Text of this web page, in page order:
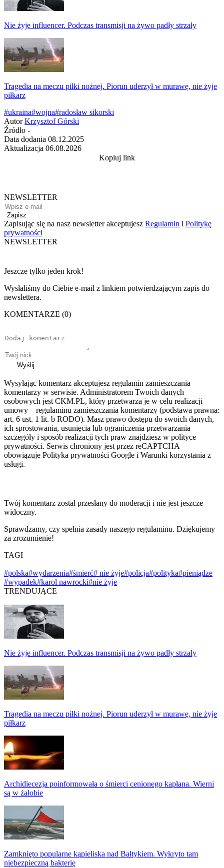
Nie żyje influencer. Podczas transmisji na żywo padły strzały
Tragedia na meczu piłki nożnej. Piorun uderzył w murawę, nie żyje
piłkarz
#ukraina#wojna#radosław sikorski
Autor Krzysztof Górski
Źródło -
Data dodania 08.12.2025
Aktualizacja 06.08.2026
Kopiuj link
NEWSLETTER
Zapisz
Zapisując się na nasz newsletter akceptujesz Regulamin i Politykę
prywatności
NEWSLETTER
Jeszcze tylko jeden krok!
Wysłaliśmy do Ciebie e-mail z linkiem potwierdzającym zapis do
newslettera.
KOMENTARZE (0)
Wyślij
Wysyłając komentarz akceptujesz regulamin zamieszczania
komentarzy w serwisie. Administratorem Twoich danych
osobowych jest CKM.PL, który przetwarza je w celu realizacji
umowy – regulaminu zamieszczania komentarzy (podstawa prawna:
art. 6 ust. 1 lit. b RODO). Masz prawo dostępu do swoich danych,
ich sprostowania, usunięcia lub ograniczenia przetwarzania –
szczegóły i sposób realizacji tych praw znajdziesz w polityce
prywatności. Serwis chroniony jest przez reCAPTCHA –
obowiązuje Polityka prywatności Google i Warunki korzystania z
usługi.
Twój komentarz został przesłany do moderacji i nie jest jeszcze
widoczny.
Sprawdzamy, czy spełnia zasady naszego regulaminu. Dziękujemy
za zrozumienie!
TAGI
#polska#wydarzenia#śmierć# nie żyje#policja#polityka#pieniądze
#wypadek#karol nawrocki#nie żyje
TRENDUJĄCE
Nie żyje influencer. Podczas transmisji na żywo padły strzały
Tragedia na meczu piłki nożnej. Piorun uderzył w murawę, nie żyje
piłkarz
Archidiecezja poinformowała o śmierci cenionego kapłana. Wierni
są w żałobie
Zamknięto popularne kąpieliska nad Bałtykiem. Wykryto tam
niebezpieczną bakterię